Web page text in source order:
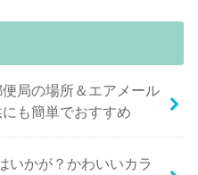
局の場所＆エアメール
も簡単でおすすめ
いかが？かわいいカラ